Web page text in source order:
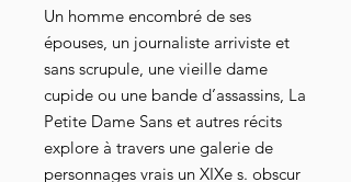
Un homme encombré de ses
épouses, un journaliste arriviste et
sans scrupule, une vieille dame
cupide ou une bande d’assassins, La
Petite Dame Sans et autres récits
explore à travers une galerie de
personnages vrais un XIXe s. obscur